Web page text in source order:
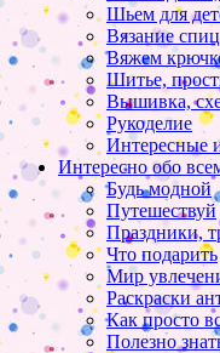
Шьем для
Вязание
Вяжем
Шитье,
Вышивка,
Рукоделие
Интересные
Интересно обо
Будь модной
Путешествуй
Праздники,
Что подарить
Мир
Раскраски
Как просто
Полезно